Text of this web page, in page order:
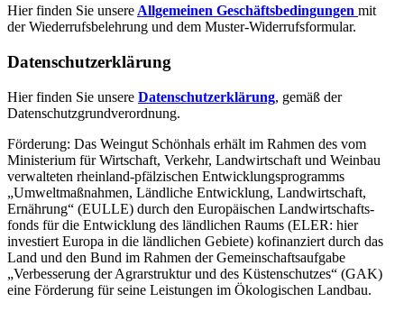
Hier finden Sie unsere Allgemeinen Geschäftsbedingungen mit
der Wiederrufsbelehrung und dem Muster-Widerrufsformular.
Datenschutzerklärung
Hier finden Sie unsere Datenschutzerklärung, gemäß der
Datenschutzgrundverordnung.
Förderung: Das Weingut Schönhals erhält im Rahmen des vom
Minis­terium für Wirtschaft, Verkehr, Land­wirt­schaft und Weinbau
verwal­teten rhein­land-pfälzischen Entwick­lungs­programms
„Umwelt­maßnahmen, Länd­liche Entwick­lung, Landwirt­schaft,
Ernährung“ (EULLE) durch den Euro­päischen Land­wirtschafts­
fonds für die Entwick­lung des länd­lichen Raums (ELER: hier
investiert Europa in die ländlichen Gebiete) kofinanziert durch das
Land und den Bund im Rahmen der Gemein­schafts­aufgabe
„Verbes­serung der Agrar­struktur und des Küsten­schutzes“ (GAK)
eine Förderung für seine Leis­tungen im Ökolo­gischen Landbau.